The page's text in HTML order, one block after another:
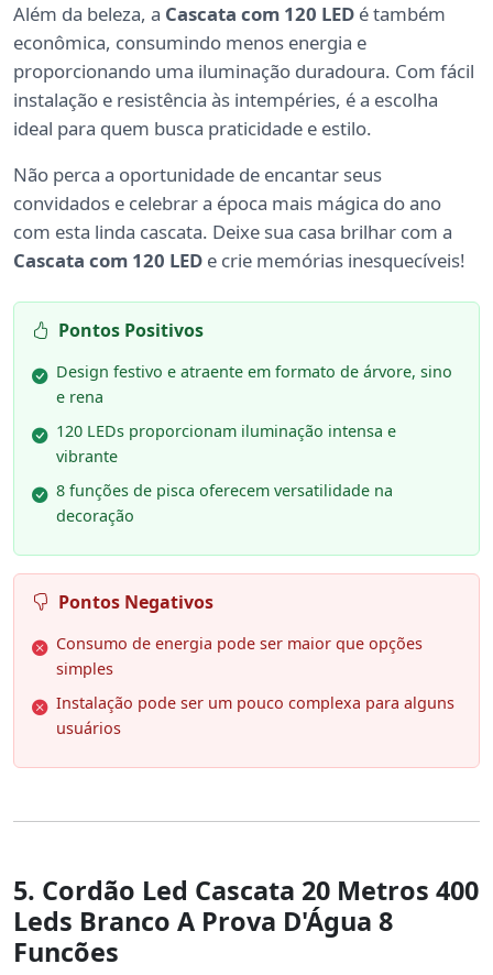
Além da beleza, a Cascata com 120 LED é também
econômica, consumindo menos energia e
proporcionando uma iluminação duradoura. Com fácil
instalação e resistência às intempéries, é a escolha
ideal para quem busca praticidade e estilo.
Não perca a oportunidade de encantar seus
convidados e celebrar a época mais mágica do ano
com esta linda cascata. Deixe sua casa brilhar com a
Cascata com 120 LED e crie memórias inesquecíveis!
Pontos Positivos
Design festivo e atraente em formato de árvore, sino
e rena
120 LEDs proporcionam iluminação intensa e
vibrante
8 funções de pisca oferecem versatilidade na
decoração
Pontos Negativos
Consumo de energia pode ser maior que opções
simples
Instalação pode ser um pouco complexa para alguns
usuários
5. Cordão Led Cascata 20 Metros 400
Leds Branco A Prova D'Água 8
Funcões